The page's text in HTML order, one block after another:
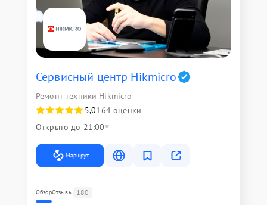
Сервисный центр Hikmicro
Ремонт техники Hikmicro
5,0164 оценки
Открыто до 21:00
Маршрут
ОбзорОтзывы 180